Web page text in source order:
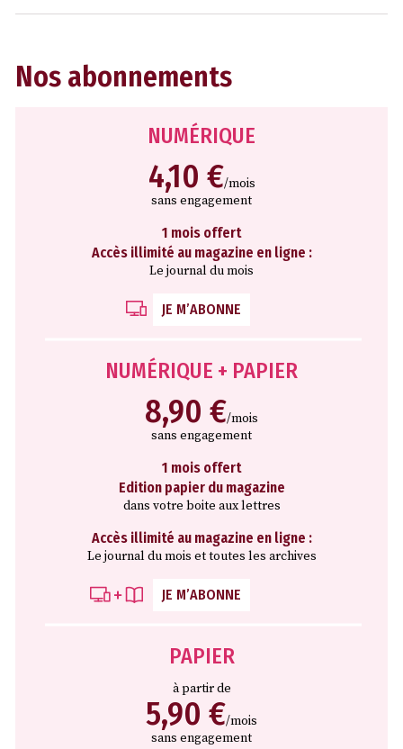
Nos abonnements
NUMÉRIQUE
4,10 €/mois
sans engagement
1 mois offert
Accès illimité au magazine en ligne :
Le journal du mois
JE M’ABONNE
NUMÉRIQUE + PAPIER
8,90 €/mois
sans engagement
1 mois offert
Edition papier du magazine
dans votre boite aux lettres
Accès illimité au magazine en ligne :
Le journal du mois et toutes les archives
JE M’ABONNE
PAPIER
à partir de
5,90 €/mois
sans engagement